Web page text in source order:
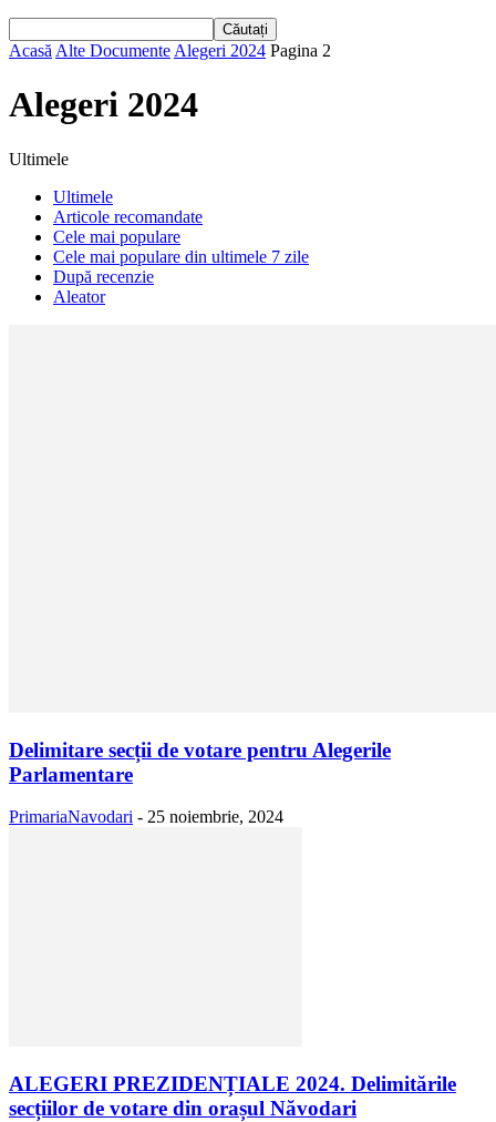
Acasă Alte Documente Alegeri 2024 Pagina 2
Alegeri 2024
Ultimele
Ultimele
Articole recomandate
Cele mai populare
Cele mai populare din ultimele 7 zile
După recenzie
Aleator
Delimitare secții de votare pentru Alegerile
Parlamentare
PrimariaNavodari - 25 noiembrie, 2024
ALEGERI PREZIDENȚIALE 2024. Delimitările
secțiilor de votare din orașul Năvodari